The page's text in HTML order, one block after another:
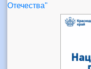
Отечества"